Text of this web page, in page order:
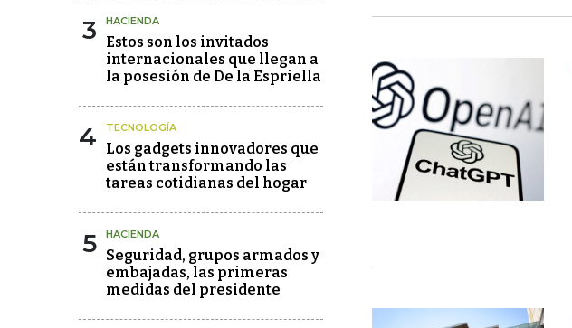
3 HACIENDA
Estos son los invitados
internacionales que llegan a
la posesión de De la Espriella
4 TECNOLOGÍA
Los gadgets innovadores que
están transformando las
tareas cotidianas del hogar
5 HACIENDA
Seguridad, grupos armados y
embajadas, las primeras
medidas del presidente